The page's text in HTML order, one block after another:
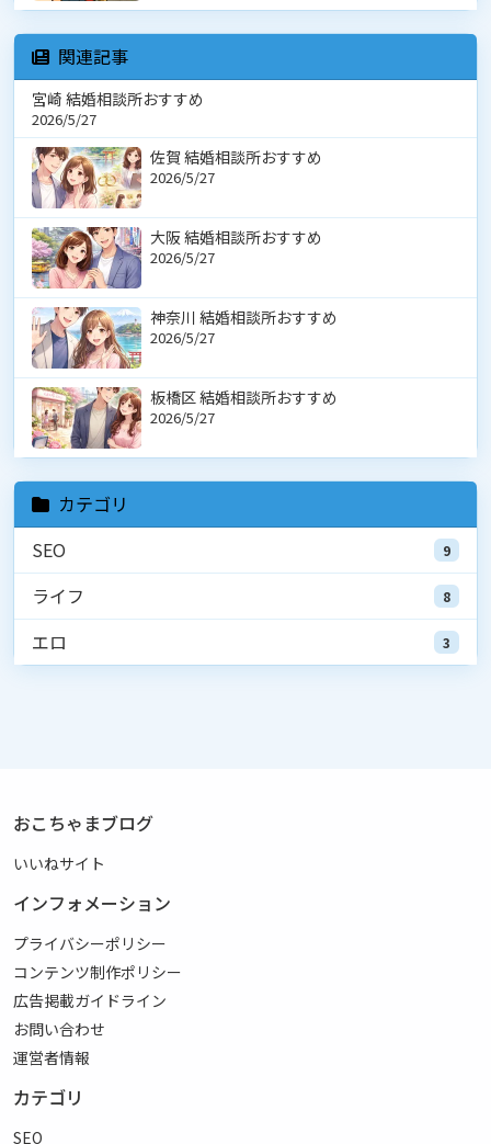
関連記事
宮崎 結婚相談所おすすめ
2026/5/27
佐賀 結婚相談所おすすめ
2026/5/27
大阪 結婚相談所おすすめ
2026/5/27
神奈川 結婚相談所おすすめ
2026/5/27
板橋区 結婚相談所おすすめ
2026/5/27
カテゴリ
SEO
9
ライフ 8
エロ 3
おこちゃまブログ
いいねサイト
インフォメーション
プライバシーポリシー
コンテンツ制作ポリシー
広告掲載ガイドライン
お問い合わせ
運営者情報
カテゴリ
SEO